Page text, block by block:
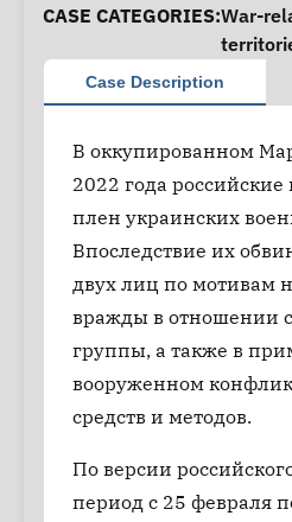
CASE CATEGORIES:War-
Case Description
В оккупированном
2022 года
плен украинских
Впоследствие их
двух лиц по мотивам
вражды в отношении
группы, а также в
вооруженном
средств и методов.
По версии
период с 25 февраля